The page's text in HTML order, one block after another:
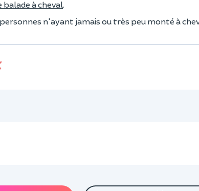
balade à cheval.
n'ayant jamais ou très peu monté à